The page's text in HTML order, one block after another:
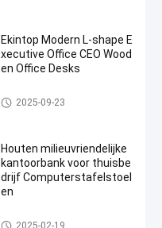
Ekintop Modern L-shape E
xecutive Office CEO Wood
en Office Desks
commercieel bureau
2025-09-23
Houten milieuvriendelijke
kantoorbank voor thuisbe
drijf Computerstafelstoel
en
commercieel bureau
2025-02-19